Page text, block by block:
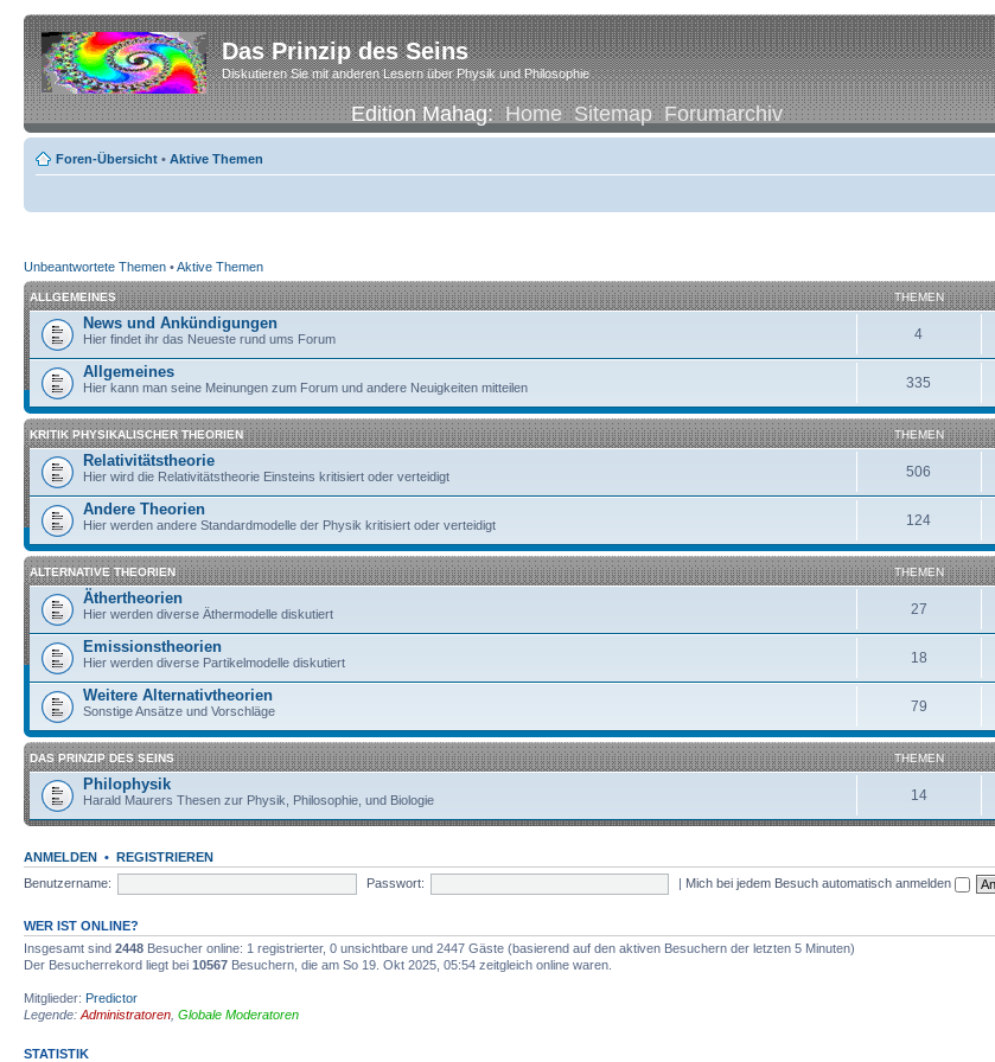
Das Prinzip des Seins
Diskutieren Sie mit anderen Lesern über Physik und Philosophie
Edition Mahag:Home Sitemap Forumarchiv
Foren-Übersicht • Aktive Themen
Unbeantwortete Themen •Aktive Themen
ALLGEMEINES THEMEN
News und Ankündigungen
Hier findet ihr das Neueste rund ums Forum 4
Allgemeines
Hier kann man seine Meinungen zum Forum und andere Neuigkeiten mitteilen 335
KRITIK PHYSIKALISCHER THEORIEN THEMEN
Relativitätstheorie
Hier wird die Relativitätstheorie Einsteins kritisiert oder verteidigt 506
Andere Theorien
Hier werden andere Standardmodelle der Physik kritisiert oder verteidigt 124
ALTERNATIVE THEORIEN THEMEN
Äthertheorien
Hier werden diverse Äthermodelle diskutiert 27
Emissionstheorien
Hier werden diverse Partikelmodelle diskutiert 18
Weitere Alternativtheorien
Sonstige Ansätze und Vorschläge 79
DAS PRINZIP DES SEINS THEMEN
Philophysik
Harald Maurers Thesen zur Physik, Philosophie, und Biologie 14
ANMELDEN • REGISTRIEREN
Benutzername:
Passwort: | Mich bei jedem Besuch automatisch anmelden
WER IST ONLINE?
Insgesamt sind 2448 Besucher online: 1 registrierter, 0 unsichtbare und 2447 Gäste (basierend auf den aktiven Besuchern der letzten 5 Minuten)
Der Besucherrekord liegt bei 10567 Besuchern, die am So 19. Okt 2025, 05:54 zeitgleich online waren.
Mitglieder: Predictor
Legende: Administratoren Globale Moderatoren
STATISTIK